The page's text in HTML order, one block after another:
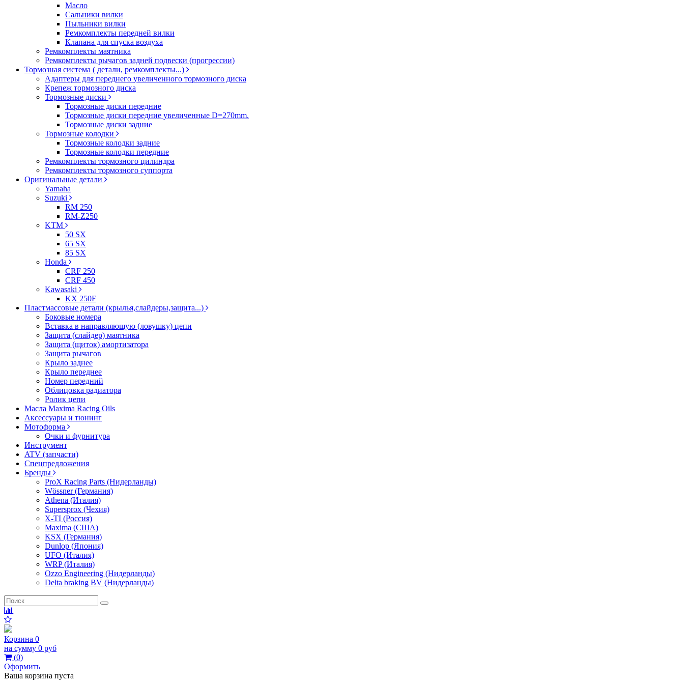
Масло
Сальники вилки
Пыльники вилки
Ремкомплекты передней вилки
Клапана для спуска воздуха
Ремкомплекты маятника
Ремкомплекты рычагов задней подвески (прогрессии)
Тормозная система ( детали, ремкомплекты...)
Адаптеры для переднего увеличенного тормозного диска
Крепеж тормозного диска
Тормозные диски
Тормозные диски передние
Тормозные диски передние увеличенные D=270mm.
Тормозные диски задние
Тормозные колодки
Тормозные колодки задние
Тормозные колодки передние
Ремкомплекты тормозного цилиндра
Ремкомплекты тормозного суппорта
Оригинальные детали
Yamaha
Suzuki
RM 250
RM-Z250
KTM
50 SX
65 SX
85 SX
Honda
CRF 250
CRF 450
Kawasaki
KX 250F
Пластмассовые детали (крылья,слайдеры,защита...)
Боковые номера
Вставка в направляющую (ловушку) цепи
Защита (слайдер) маятника
Защита (щиток) амортизатора
Защита рычагов
Крыло заднее
Крыло переднее
Номер передний
Облицовка радиатора
Ролик цепи
Масла Maxima Racing Oils
Аксессуары и тюнинг
Мотоформа
Очки и фурнитура
Инструмент
ATV (запчасти)
Спецпредложения
Бренды
ProX Racing Parts (Нидерланды)
Wössner (Германия)
Athena (Италия)
Supersprox (Чехия)
X-TI (Россия)
Maxima (США)
KSX (Германия)
Dunlop (Япония)
UFO (Италия)
WRP (Италия)
Ozzo Engineering (Нидерланды)
Delta braking BV (Нидерланды)
Корзина 0
на сумму 0 руб
(0)
Оформить
Ваша корзина пуста